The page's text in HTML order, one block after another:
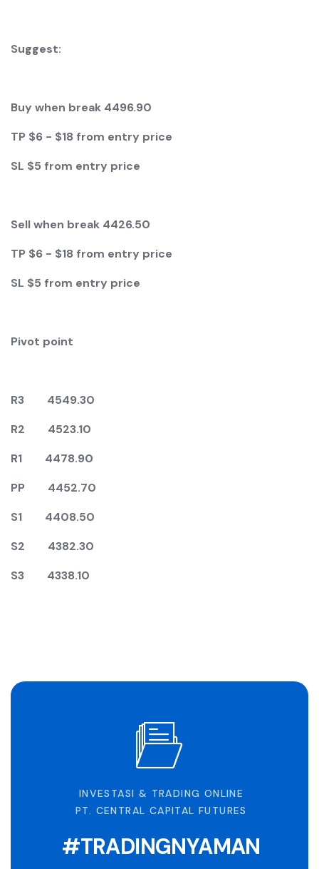
Suggest:
Buy when break 4496.90
TP $6 - $18 from entry price
SL $5 from entry price
Sell when break 4426.50
TP $6 - $18 from entry price
SL $5 from entry price
Pivot point
R3 4549.30
R2 4523.10
R1 4478.90
PP 4452.70
S1 4408.50
S2 4382.30
S3 4338.10
INVESTASI & TRADING ONLINE
PT. CENTRAL CAPITAL FUTURES
#TRADINGNYAMAN